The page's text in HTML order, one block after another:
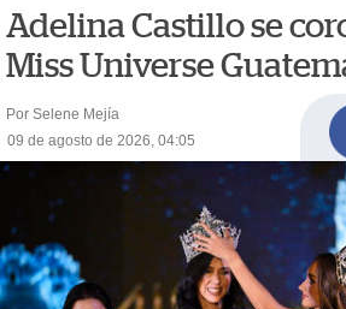
Adelina Castillo se
Miss Universe
Por Selene Mejía
09 de agosto de 2026, 04:05